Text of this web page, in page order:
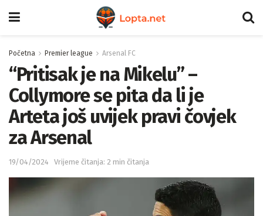
Početna Premier league Arsenal FC
“Pritisak je na Mikelu” –
Collymore se pita da li je
Arteta još uvijek pravi čovjek
za Arsenal
19/04/2024 Vrijeme čitanja: 2 min čitanja